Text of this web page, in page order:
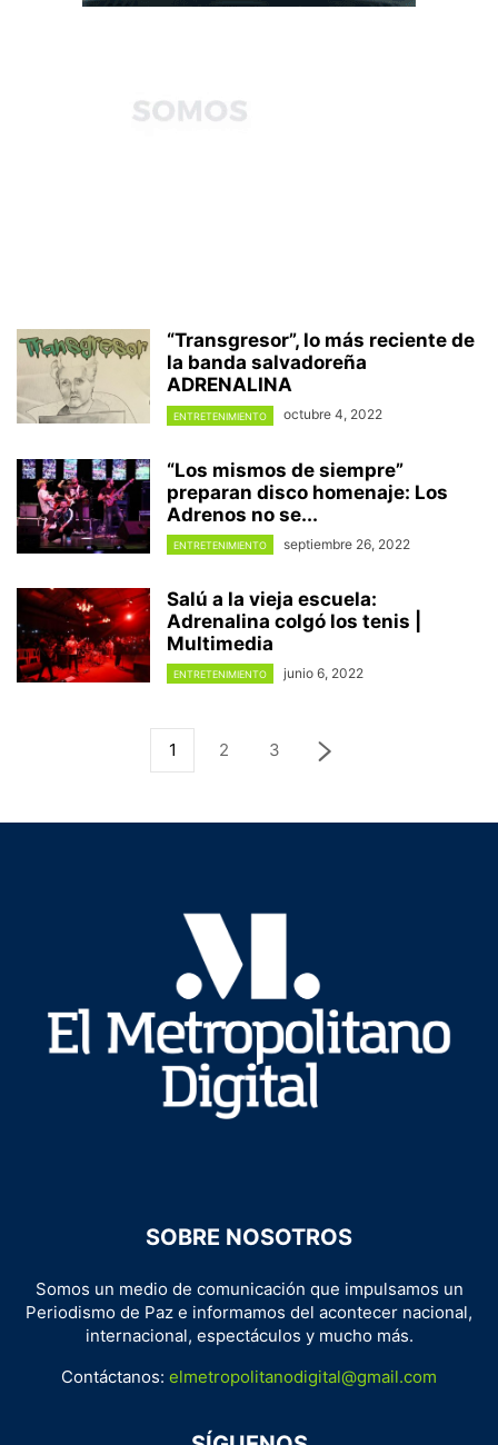
“Transgresor”, lo más reciente de
la banda salvadoreña
ADRENALINA
ENTRETENIMIENTO octubre 4, 2022
“Los mismos de siempre”
preparan disco homenaje: Los
Adrenos no se...
ENTRETENIMIENTO septiembre 26, 2022
Salú a la vieja escuela:
Adrenalina colgó los tenis |
Multimedia
ENTRETENIMIENTO junio 6, 2022
1 2 3
SOBRE NOSOTROS
Somos un medio de comunicación que impulsamos un
Periodismo de Paz e informamos del acontecer nacional,
internacional, espectáculos y mucho más.
Contáctanos: elmetropolitanodigital@gmail.com